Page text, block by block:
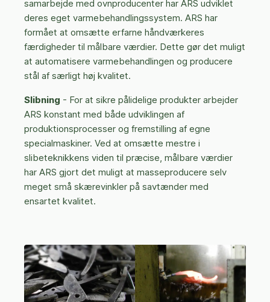
samarbejde med ovnproducenter har ARS udviklet
deres eget varmebehandlingssystem. ARS har
formået at omsætte erfarne håndværkeres
færdigheder til målbare værdier. Dette gør det muligt
at automatisere varmebehandlingen og producere
stål af særligt høj kvalitet.
Slibning - For at sikre pålidelige produkter arbejder
ARS konstant med både udviklingen af
produktionsprocesser og fremstilling af egne
specialmaskiner. Ved at omsætte mestre i
slibeteknikkens viden til præcise, målbare værdier
har ARS gjort det muligt at masseproducere selv
meget små skærevinkler på savtænder med
ensartet kvalitet.